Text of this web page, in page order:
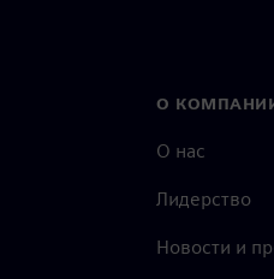
О КОМПАНИИ
О нас
Лидерство
Новости и